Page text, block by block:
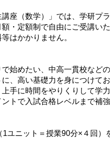
座（数学）」では、学研プ
・定額制で自由にご受講い
はかかりません。
で始めたい、中高一貫校など
に、高い基礎力を身につけて
上手に時間をやりくりして学
ントで入試合格レベルまで補
ユニット＝授業90分×４回）